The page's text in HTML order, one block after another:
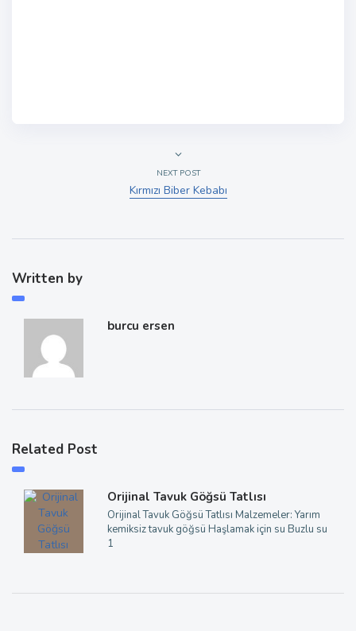
NEXT POST
Kırmızı Biber Kebabı
Written by
burcu ersen
Related Post
Orijinal Tavuk Göğsü Tatlısı
Orijinal Tavuk Göğsü Tatlısı Malzemeler: Yarım
kemiksiz tavuk göğsü Haşlamak için su Buzlu su
1